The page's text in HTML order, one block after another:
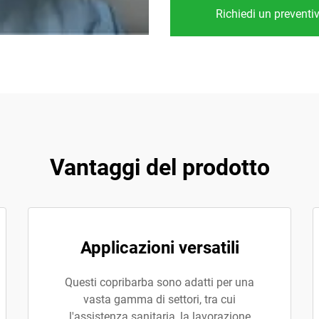
Richiedi un
Vantaggi del prodotto
Applicazioni versatili
Questi copribarba sono adatti per una
vasta gamma di settori, tra cui